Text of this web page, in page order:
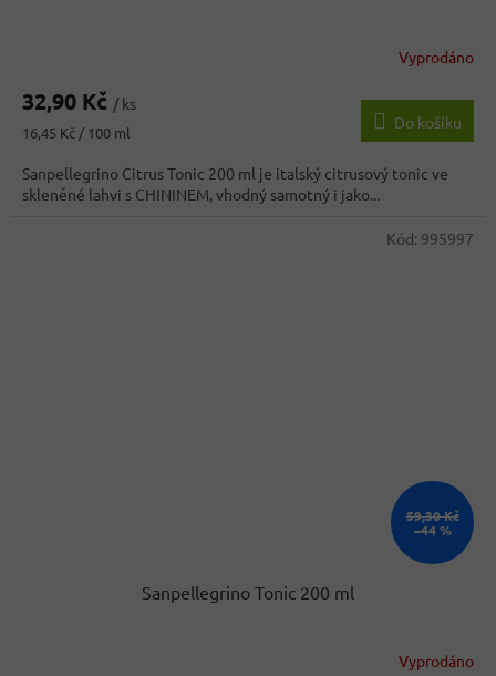
Vyprodáno
32,90 Kč / ks
Měrná
16,45 Kč / 100 ml
Do košíku
Sanpellegrino Citrus Tonic 200 ml je italský citrusový tonic ve
skleněné lahvi s CHININEM, vhodný samotný i jako...
59,30 Kč
–44 %
Sanpellegrino Tonic 200 ml
Vyprodáno
Kód: 995997